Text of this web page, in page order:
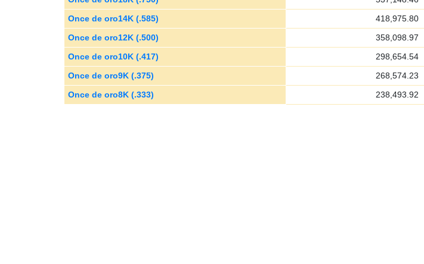
Once de oro14K (.585)
418,975.80
Once de oro12K (.500)
358,098.97
Once de oro10K (.417)
298,654.54
Once de oro9K (.375)
268,574.23
Once de oro8K (.333)
238,493.92